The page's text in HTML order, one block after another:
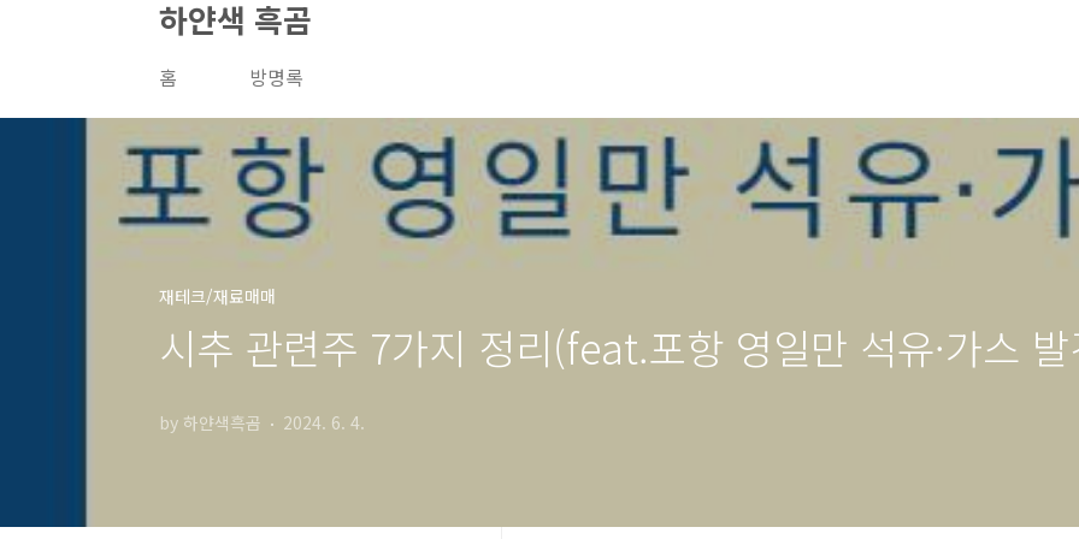
하얀색 흑곰
홈 방명록
재테크/재료매매
시추 관련주 7가지 정리(feat.포항 영일만 석유·가스
by 하얀색흑곰 2024. 6. 4.